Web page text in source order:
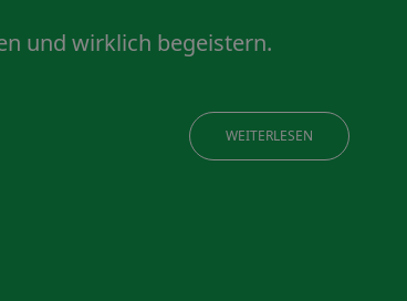
und wirklich begeistern.
WEITERLESEN